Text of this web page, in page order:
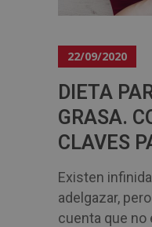
22/09/2020
DIETA
GRASA.
CLAVES
Existen
adelgazar,
cuenta que